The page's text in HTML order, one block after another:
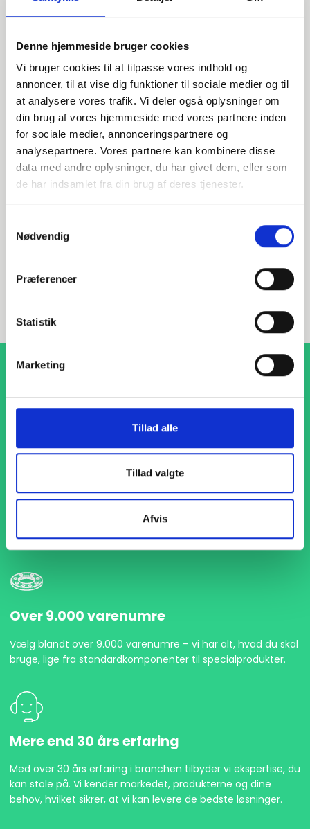
Denne hjemmeside bruger cookies
Vi bruger cookies til at tilpasse vores indhold og
annoncer, til at vise dig funktioner til sociale medier og til
at analysere vores trafik. Vi deler også oplysninger om
din brug af vores hjemmeside med vores partnere inden
for sociale medier, annonceringspartnere og
analysepartnere. Vores partnere kan kombinere disse
data med andre oplysninger, du har givet dem, eller som
de har indsamlet fra din brug af deres tjenester.
Nødvendig
Præferencer
Statistik
Marketing
Tillad alle
Tillad valgte
Afvis
Har du spørgsmål?
Vi står klar til at hjælpe med spørgsmål om produkter,
service eller andet. Kontakt os for professionel rådgivning
og sparring.
1-4 dages levering
Med hurtig levering på kun 1-4 dage sikrer vi, at dine
projekter aldrig bliver forsinket. Vi står klar til at levere
præcist og til tiden, så du kan holde dit produktionsflow
kørende uden afbrydelser.
Over 9.000 varenumre
Vælg blandt over 9.000 varenumre – vi har alt, hvad du skal
bruge, lige fra standardkomponenter til specialprodukter.
Mere end 30 års erfaring
Med over 30 års erfaring i branchen tilbyder vi ekspertise, du
kan stole på. Vi kender markedet, produkterne og dine
behov, hvilket sikrer, at vi kan levere de bedste løsninger.